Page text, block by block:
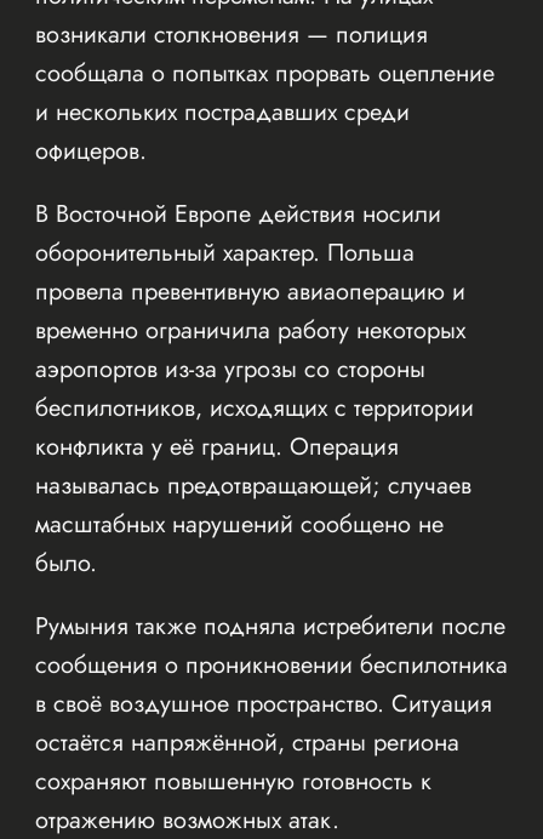
возникали столкновения — полиция
сообщала о попытках прорвать оцепление
и нескольких пострадавших среди
офицеров.
В Восточной Европе действия носили
оборонительный характер. Польша
провела превентивную авиаоперацию и
временно ограничила работу некоторых
аэропортов из-за угрозы со стороны
беспилотников, исходящих с территории
конфликта у её границ. Операция
называлась предотвращающей; случаев
масштабных нарушений сообщено не
было.
Румыния также подняла истребители после
сообщения о проникновении беспилотника
в своё воздушное пространство. Ситуация
остаётся напряжённой, страны региона
сохраняют повышенную готовность к
отражению возможных атак.